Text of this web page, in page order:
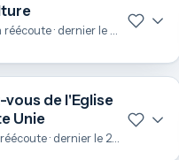
vous de l'Eglise
Unie
71 épisodes en réécoute · dernier le 22 juin